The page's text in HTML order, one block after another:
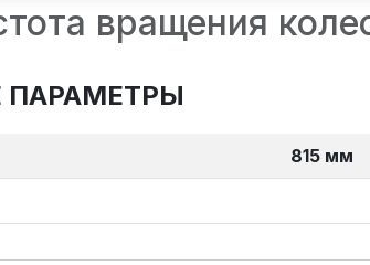
вращения
ПАРАМЕТРЫ
815 мм